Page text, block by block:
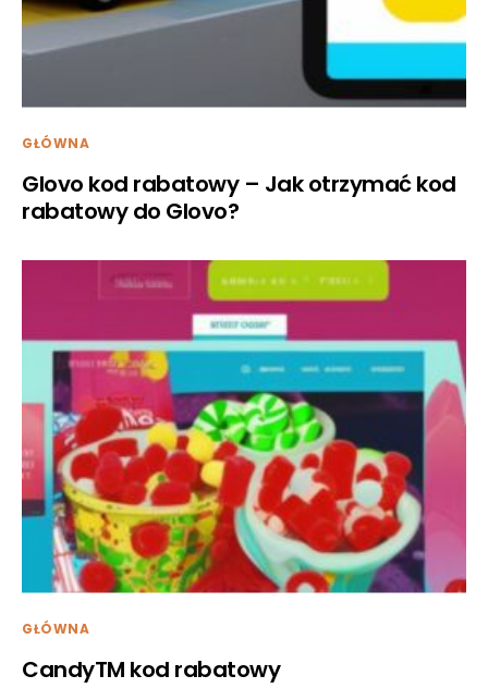
GŁÓWNA
Glovo kod rabatowy – Jak otrzymać kod
rabatowy do Glovo?
GŁÓWNA
CandyTM kod rabatowy